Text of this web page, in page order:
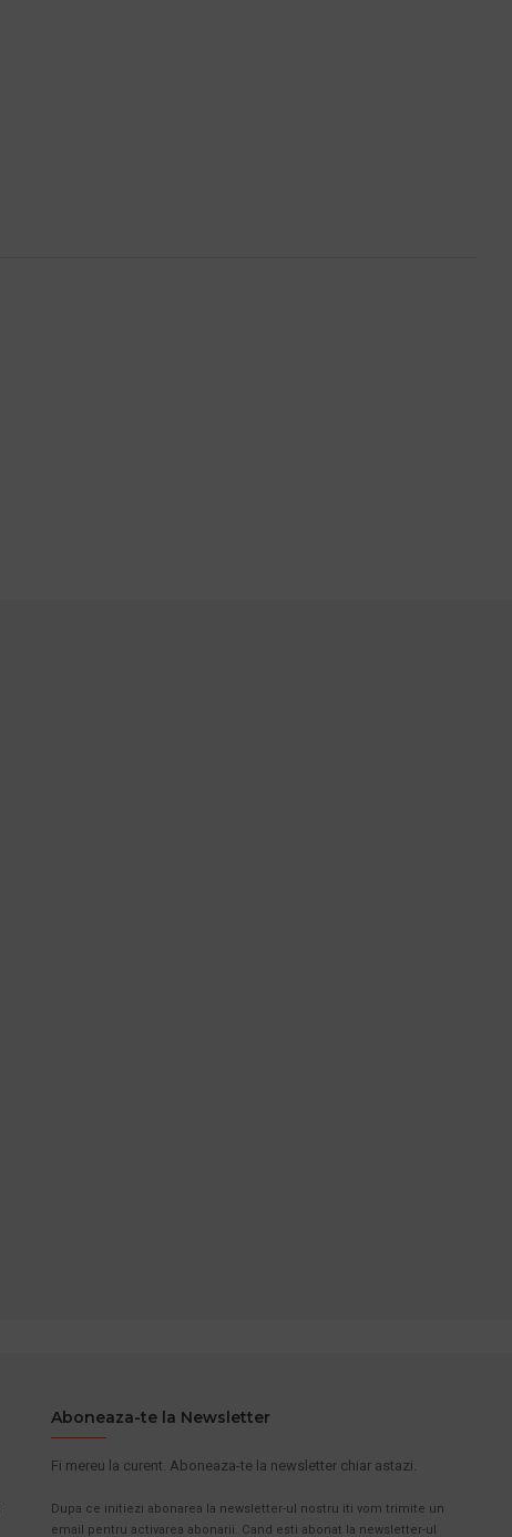
Aboneaza-te la Newsletter
Fi mereu la curent. Aboneaza-te la newsletter chiar astazi.
Dupa ce initiezi abonarea la newsletter-ul nostru iti vom trimite un
email pentru activarea abonarii. Cand esti abonat la newsletter-ul